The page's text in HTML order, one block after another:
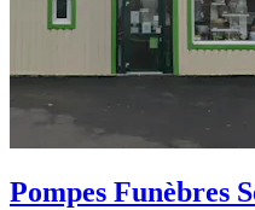
Pompes Funèbres